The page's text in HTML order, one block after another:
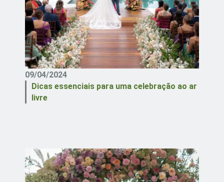
09/04/2024
Dicas essenciais para uma celebração ao ar
livre